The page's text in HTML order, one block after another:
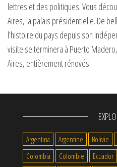
lettres et des politiques. Vous
Aires, la palais présidentielle. De
l’histoire du pays depuis son
visite se terminera à Puerto
Aires, entièrement rénovés.
Argentina Argentine Bolivie
Colombia
Colombie Ecuador